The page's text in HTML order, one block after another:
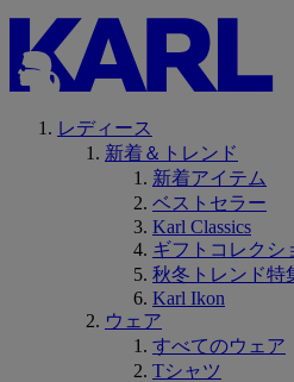
レディース
新着＆トレンド
新着アイテム
ベストセラー
Karl Classics
ギフトコレクシ
秋冬トレンド特
Karl Ikon
ウェア
すべてのウェア
Tシャツ